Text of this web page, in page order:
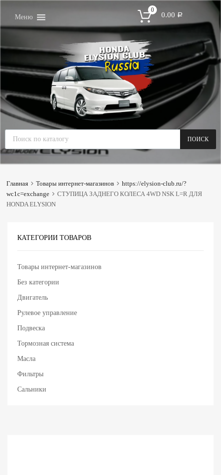
Меню 0.00 Р
0
ПОИСК
Главная Товары интернет-магазинов
https://elysion-club.ru/?
wc1c=exchange
СТУПИЦА ЗАДНЕГО КОЛЕСА 4WD NSK L=R ДЛЯ
HONDA ELYSION
КАТЕГОРИИ ТОВАРОВ
Товары интернет-магазинов
Без категории
Двигатель
Рулевое управление
Подвеска
Тормозная система
Масла
Фильтры
Сальники